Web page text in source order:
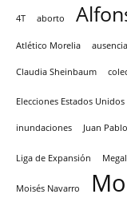
4T aborto
Atlético Morelia ausencia
Claudia Sheinbaum
Elecciones Estados Unidos
inundaciones Juan
Liga de Expansión
Moisés Navarro